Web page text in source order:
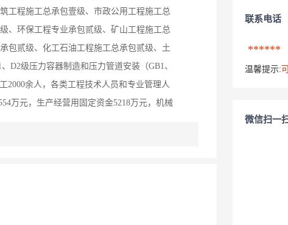
工程施工总承包壹级、市政公用工程施工总
、环保工程专业承包贰级、矿山工程施工总
包贰级、化工石油工程施工总承包贰级、土
D2级压力容器制造和压力管道安装（GB1、
2000余人，各类工程技术人员和专业管理人
万元，生产经营用固定资金5218万元，机械
一次验收合格，多项工程项目被评为省、部
评估中心认定为建设行业信用AAA级单位；
联系电话
******
温馨提示:
微信扫一